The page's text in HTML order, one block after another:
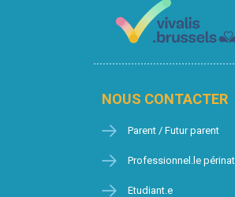
NOUS CONTACTER
Parent / Futur parent
Professionnel.le
Etudiant.e